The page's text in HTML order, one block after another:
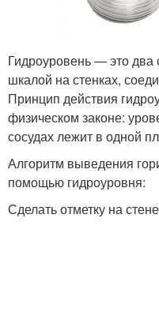
Гидроуровень — это
шкалой на стенках,
Принцип действия
физическом законе:
сосудах лежит в одной
Алгоритм выведения
помощью гидроуровня:
Сделать отметку на